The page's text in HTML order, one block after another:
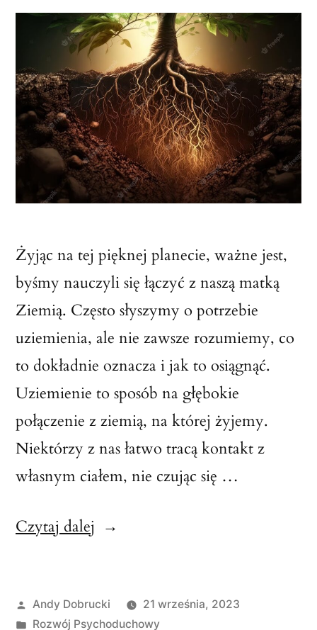
Żyjąc na tej pięknej planecie, ważne jest,
byśmy nauczyli się łączyć z naszą matką
Ziemią. Często słyszymy o potrzebie
uziemienia, ale nie zawsze rozumiemy, co
to dokładnie oznacza i jak to osiągnąć.
Uziemienie to sposób na głębokie
połączenie z ziemią, na której żyjemy.
Niektórzy z nas łatwo tracą kontakt z
własnym ciałem, nie czując się …
Czytaj dalej „Uziemienie
do
Opublikowane
przez
Andy Dobrucki
21 września, 2023
Opublikowano
Rozwój Psychoduchowy